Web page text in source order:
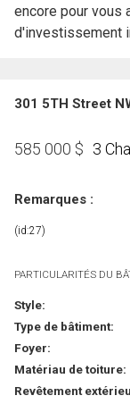
encore pour vous
d'investissement
301 5TH Street
585 000 $ 3
Remarques :
(id:27)
PARTICULARITÉS DU
Style:
Type de bâtiment:
Foyer:
Matériau de toiture:
Revêtement